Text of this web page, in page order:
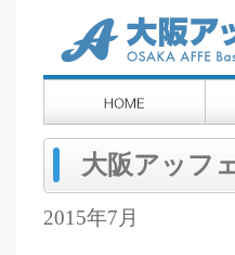
大阪アッフ
2015年7月